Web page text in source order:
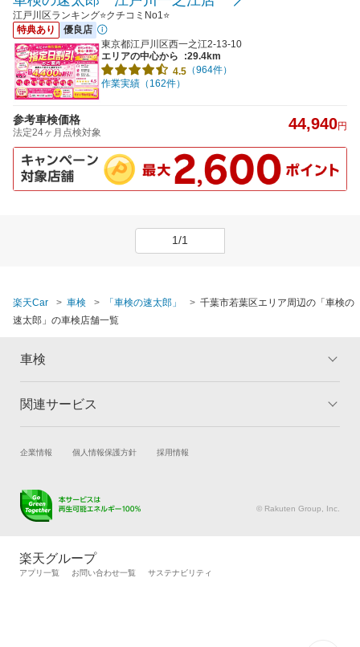
江戸川区ランキング⭐クチコミNo1⭐
特典あり
優良店
東京都江戸川区西一之江2-13-10
エリアの中心から
:29.4km
4.5 （964件）
作業実績（162件）
参考車検価格
法定24ヶ月点検対象 44,940円
1/1
楽天Car 車検 「車検の速太郎」
千葉市若葉区エリア周辺の「車検の
速太郎」の車検店舗一覧
車検
トップ
車検の基礎知識 キャンペーン一覧
関連サービス
試乗・商談 新車購入
キズ修理予約
メンテナンス管理
タイヤ交換サービス
自動車カタログ 自動車保険
企業情報 個人情報保護方針 採用情報
© Rakuten Group, Inc.
楽天グループ
アプリ一覧 お問い合わせ一覧 サステナビリティ